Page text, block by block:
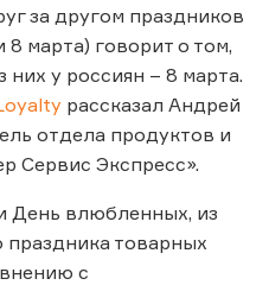
за другом праздников
8 марта) говорит о том,
у россиян – 8 марта.
рассказал Андрей
отдела продуктов и
Сервис Экспресс».
День влюбленных, из
товарных
с